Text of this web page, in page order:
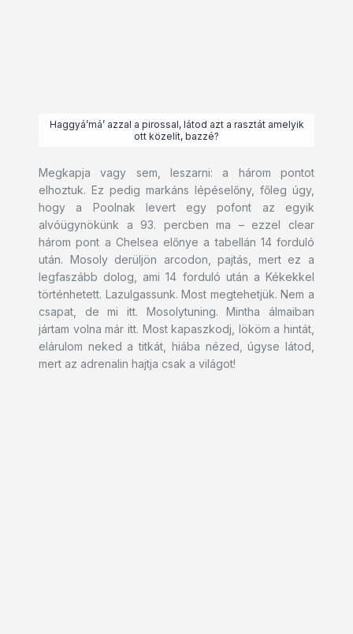
Haggyá’má’ azzal a pirossal, látod azt a rasztát amelyik
ott közelít, bazzé?
Megkapja vagy sem, leszarni: a három pontot
elhoztuk. Ez pedig markáns lépéselőny, főleg úgy,
hogy a Poolnak levert egy pofont az egyik
alvóügynökünk a 93. percben ma – ezzel clear
három pont a Chelsea előnye a tabellán 14 forduló
után. Mosoly derüljön arcodon, pajtás, mert ez a
legfaszább dolog, ami 14 forduló után a Kékekkel
történhetett. Lazulgassunk. Most megtehetjük. Nem a
csapat, de mi itt. Mosolytuning. Mintha álmaiban
jártam volna már itt. Most kapaszkodj, lököm a hintát,
elárulom neked a titkát, hiába nézed, úgyse látod,
mert az adrenalin hajtja csak a világot!